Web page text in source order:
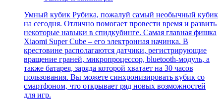
Умный кубик Рубика, пожалуй самый необычный кубик
на сегодня. Отлично помогает провести время и развить
некоторые навыки в спидкубинге. Самая главная фишка
Xiaomi Super Cube – его электронная начинка. В
крестовине располагаются датчики, регистрирующие
вращение граней, микропроцессор, bluetooth-модуль, а
также батарея, заряда которой хватает на 30 часов
пользования. Вы можете синхронизировать кубик со
смартфоном, что открывает ряд новых возможностей
для игр.